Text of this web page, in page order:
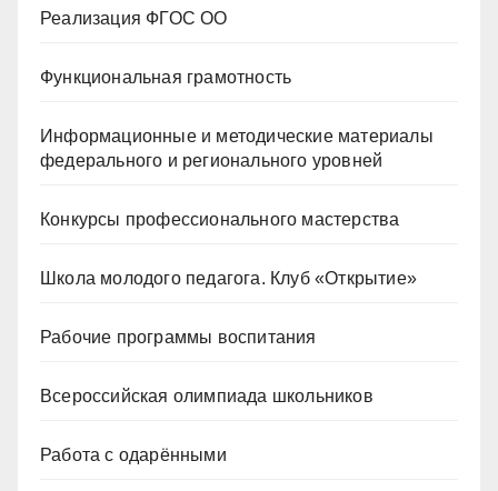
Реализация ФГОС ОО
Функциональная грамотность
Информационные и методические материалы
федерального и регионального уровней
Конкурсы профессионального мастерства
Школа молодого педагога. Клуб «Открытие»
Рабочие программы воспитания
Всероссийская олимпиада школьников
Работа с одарёнными